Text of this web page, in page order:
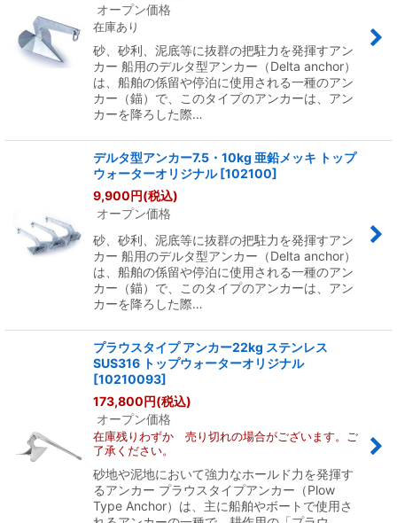
オープン価格
在庫あり
砂、砂利、泥底等に抜群の把駐力を発揮すアン
カー 船用のデルタ型アンカー（Delta anchor）
は、船舶の係留や停泊に使用される一種のアン
カー（錨）で、このタイプのアンカーは、アン
カーを降ろした際…
デルタ型アンカー7.5・10kg 亜鉛メッキ トップ
ウォーターオリジナル [102100]
9,900円(税込)
オープン価格
砂、砂利、泥底等に抜群の把駐力を発揮すアン
カー 船用のデルタ型アンカー（Delta anchor）
は、船舶の係留や停泊に使用される一種のアン
カー（錨）で、このタイプのアンカーは、アン
カーを降ろした際…
プラウスタイプ アンカー22kg ステンレス
SUS316 トップウォーターオリジナル
[10210093]
173,800円(税込)
オープン価格
在庫残りわずか 売り切れの場合がございます。ご
了承ください。
砂地や泥地において強力なホールド力を発揮す
るアンカー プラウスタイプアンカー（Plow
Type Anchor）は、主に船舶やボートで使用さ